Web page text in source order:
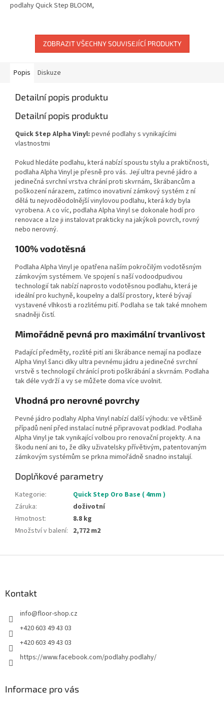
podlahy Quick Step BLOOM,
ZOBRAZIT VŠECHNY SOUVISEJÍCÍ PRODUKTY
Popis Diskuze
Detailní popis produktu
Detailní popis produktu
Quick Step Alpha Vinyl: pevné podlahy s vynikajícími
vlastnostmi
Pokud hledáte podlahu, která nabízí spoustu stylu a praktičnosti,
podlaha Alpha Vinyl je přesně pro vás. Její ultra pevné jádro a
jedinečná svrchní vrstva chrání proti skvrnám, škrábancům a
poškození nárazem, zatímco inovativní zámkový systém z ní
dělá tu nejvoděodolnější vinylovou podlahu, která kdy byla
vyrobena. A co víc, podlaha Alpha Vinyl se dokonale hodí pro
renovace a lze ji instalovat prakticky na jakýkoli povrch, rovný
nebo nerovný.
100% vodotěsná
Podlaha Alpha Vinyl je opatřena naším pokročilým vodotěsným
zámkovým systémem. Ve spojení s našívodoodpudivou
technologiítak nabízí naprosto vodotěsnou podlahu, která je
ideální pro kuchyně, koupelny a další prostory, které bývají
vystavené vlhkosti a rozlitému pití. Podlaha se tak také mnohem
snadněji čistí.
Mimořádně pevná pro maximální trvanlivost
Padající předměty, rozlité pití ani škrábance nemají na podlaze
Alpha Vinyl šanci díkyultra pevnému jádru a jedinečné svrchní
vrstvě s technologií chránící proti poškrábání a skvrnám. Podlaha
tak déle vydrží a vy se můžete doma více uvolnit.
Vhodná pro nerovné povrchy
Pevné jádro podlahy Alpha Vinyl nabízí další výhodu: ve většině
případů není před instalací nutné připravovat podklad. Podlaha
Alpha Vinyl je takvynikající volbou pro renovační projekty. A na
škodu není ani to, že díky uživatelsky přívětivým, patentovaným
zámkovým systémům se prkna mimořádně snadno instalují.
Doplňkové parametry
Kategorie:
Quick Step Oro Base ( 4mm )
Záruka:
doživotní
Hmotnost:
8.8 kg
Množství v balení: 2,772 m2
Kontakt
info@floor-shop.cz
+420 603 49 43 03
+420 603 49 43 03
https://www.facebook.com/podlahy.podlahy/
Informace pro vás